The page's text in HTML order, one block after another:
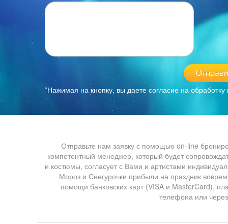
*Нажимая на кнопку, вы даете согласие на
Отправьте нам заявку с помощью on-line
компетентный менеджер, который будет
и костюмы, согласует с Вами и артистами
Мороз и Снегурочки прибыли на праздник
помощи банковских карт (VISA и MasterCard),
телефона или